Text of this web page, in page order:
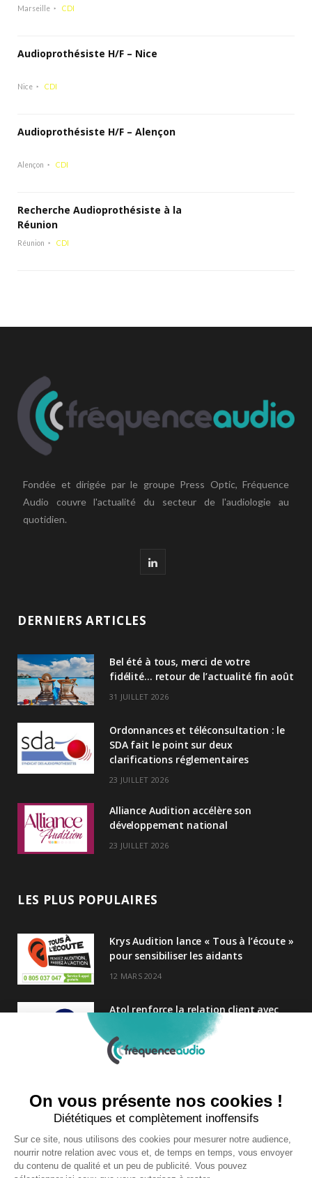
Marseille CDI
Audioprothésiste H/F – Nice
Nice CDI
Audioprothésiste H/F – Alençon
Alençon CDI
Recherche Audioprothésiste à la
Réunion
Réunion CDI
Fondée et dirigée par le groupe Press Optic, Fréquence
Audio couvre l'actualité du secteur de l'audiologie au
quotidien.
L
e
n
DERNIERS ARTICLES
Bel été à tous, merci de votre
fidélité… retour de l’actualité fin août
31 JUILLET 2026
Ordonnances et téléconsultation : le
SDA fait le point sur deux
clarifications réglementaires
23 JUILLET 2026
Alliance Audition accélère son
développement national
23 JUILLET 2026
LES PLUS POPULAIRES
Krys Audition lance « Tous à l’écoute »
pour sensibiliser les aidants
12 MARS 2024
Atol renforce la relation client avec
une nouvelle campagne axée sur la
satisfaction
25 FÉVRIER 2025
Audition Conseil
27 MARS 2024